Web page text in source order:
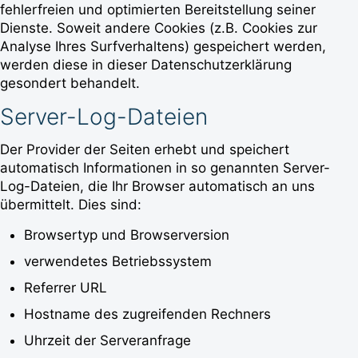
fehlerfreien und optimierten Bereitstellung seiner
Dienste. Soweit andere Cookies (z.B. Cookies zur
Analyse Ihres Surfverhaltens) gespeichert werden,
werden diese in dieser Datenschutzerklärung
gesondert behandelt.
Server-Log-Dateien
Der Provider der Seiten erhebt und speichert
automatisch Informationen in so genannten Server-
Log-Dateien, die Ihr Browser automatisch an uns
übermittelt. Dies sind:
Browsertyp und Browserversion
verwendetes Betriebssystem
Referrer URL
Hostname des zugreifenden Rechners
Uhrzeit der Serveranfrage